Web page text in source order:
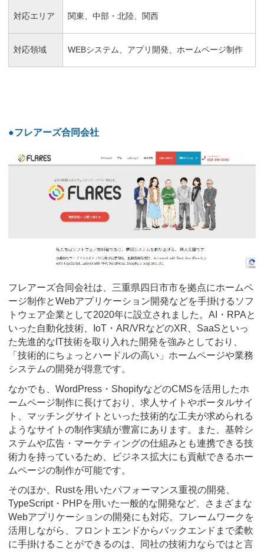
対応エリア 関東、中部・北陸、関西
対応領域 WEBシステム、アプリ開発、ホームページ制作
●フレアーズ合同会社
フレアーズ合同会社は、三重県四日市市を拠点にホームペ
ージ制作とWebアプリケーション開発などを手掛けるソフ
トウェア企業として2020年に設立されました。AI・RPAと
いった自動化技術、IoT・AR/VRなどのXR、SaaSといっ
た先進的なIT技術を取り入れた開発を強みとしており、
「技術的にちょっとハードルの高い」ホームページや業務
システムの開発が得意です。
なかでも、WordPress・ShopifyなどのCMSを活用したホ
ームページ制作に長けており、求人サイトやポータルサイ
ト、マッチングサイトといった技術的な工夫が求められる
ようなサイトの制作実績が豊富にあります。また、基幹シ
ステムや広告・マーケティングの仕組みとも連携できる技
術力を持っているため、ビジネス拡大にも貢献できるホー
ムページの制作が可能です。
そのほか、Rustを用いたパフォーマンス重視の開発、
TypeScript・PHPを用いた一般的な開発など、さまざまな
Webアプリケーションの開発にも対応。フレームワークを
活用しながら、フロントエンドからバックエンドまで柔軟
に手掛けることができるのは、同社の技術力ならではと言